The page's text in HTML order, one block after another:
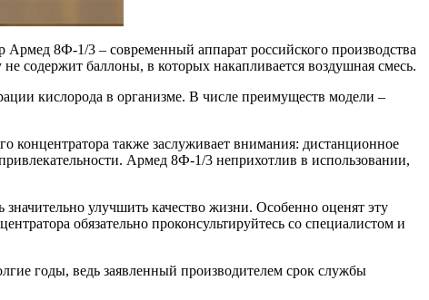
8Ф-1/3 – современный аппарат российского производства
содержит баллоны, в которых накапливается воздушная смесь.
кислорода в организме. В числе преимуществ модели –
также заслуживает внимания: дистанционное
Армед 8Ф-1/3 неприхотлив в использовании,
улучшить качество жизни. Особенно оценят эту
обязательно проконсультируйтесь со специалистом и
годы, ведь заявленный производителем срок службы